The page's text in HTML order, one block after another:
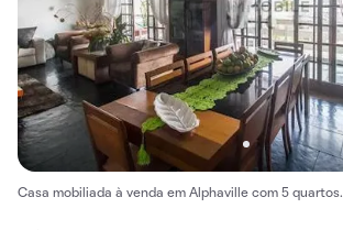
Casa mobiliada à venda em Alphaville com 5 quartos.